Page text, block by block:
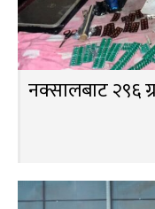
नक्सालबाट २९६